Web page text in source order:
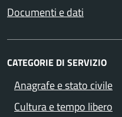
Documenti e dati
CATEGORIE DI SERVIZIO
Anagrafe e stato civile
Cultura e tempo libero